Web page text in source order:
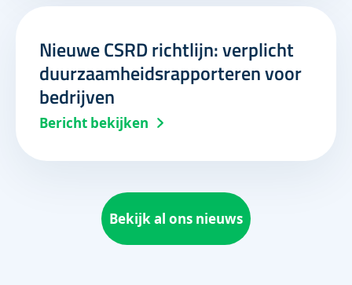
Nieuwe CSRD richtlijn: verplicht
duurzaamheidsrapporteren voor
bedrijven
Bericht bekijken
Bekijk al ons nieuws